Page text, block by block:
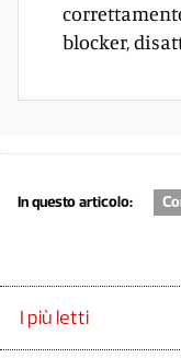
blocker,
In questo articolo:
I più letti